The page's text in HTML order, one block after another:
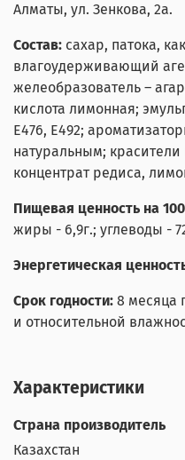
Алматы, ул. Зенкова, 2а.
Состав: сахар, патока,
влагоудерживающий
желеобразователь –
кислота лимонная;
Е476, Е492;
натуральным;
концентрат редиса,
Пищевая ценность на
жиры - 6,9г.; углеводы -
Энергетическая
Срок годности: 8 месяца
и относительной
Характеристики
Страна производитель
Казахстан